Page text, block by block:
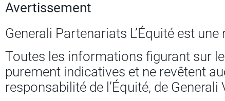
Avertissement
Generali Partenariats L’Équité est
Toutes les informations figurant sur
purement indicatives et ne revêtent
responsabilité de l’Équité, de Generali